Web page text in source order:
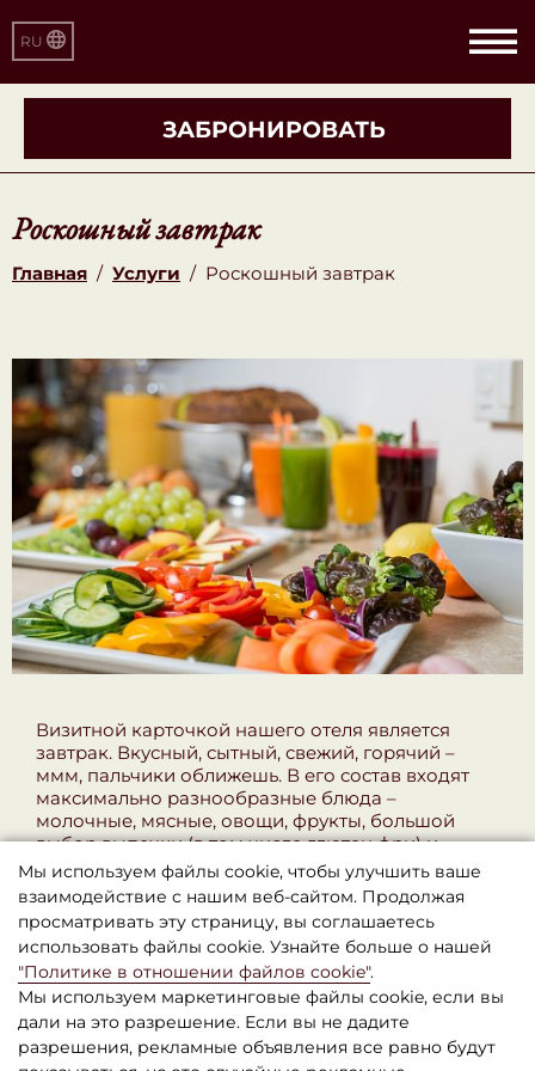
ЗАБРОНИРОВАТЬ
RU
Роскошный завтрак
Главная / Услуги / Роскошный завтрак
Визитной карточкой нашего отеля является
завтрак. Вкусный, сытный, свежий, горячий –
ммм, пальчики оближешь. В его состав входят
максимально разнообразные блюда –
молочные, мясные, овощи, фрукты, большой
выбор выпечки (в том числе глютен фри) и
десертов. Тип кухни: континентально-
европейский. Все гости отеля получают завтрак
бесплатно.
Мы используем файлы cookie, чтобы улучшить ваше
взаимодействие с нашим веб-сайтом. Продолжая
просматривать эту страницу, вы соглашаетесь
использовать файлы cookie. Узнайте больше о нашей
"Политике в отношении файлов cookie".
Мы используем маркетинговые файлы cookie, если вы
дали на это разрешение. Если вы не дадите
разрешения, рекламные объявления все равно будут